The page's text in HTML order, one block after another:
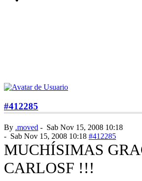
#412285
By .moved - Sab Nov 15, 2008 10:18
- Sab Nov 15, 2008 10:18 #412285
MUCHÍSIMAS
CARLOSF !!!